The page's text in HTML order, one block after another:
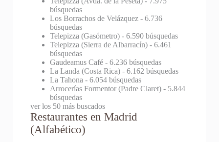
búsquedas
Los Borrachos de Velázquez- 6.736
búsquedas
Telepizza (Gasómetro)- 6.590 búsquedas
Telepizza (Sierra de Albarracín)- 6.461
búsquedas
Gaudeamus Café- 6.236 búsquedas
La Landa (Costa Rica)- 6.162 búsquedas
La Tahona - 6.054 búsquedas
Arrocerías Formentor (Padre Claret)- 5.844
búsquedas
ver los 50 más buscados
Restaurantes en Madrid
(Alfabético)